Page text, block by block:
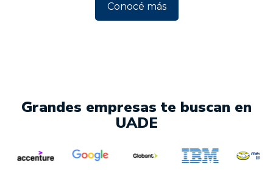
Conocé más
Grandes empresas te buscan en
UADE